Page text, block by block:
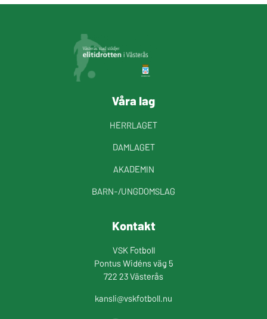
Våra lag
HERRLAGET
DAMLAGET
AKADEMIN
BARN-/UNGDOMSLAG
Kontakt
VSK Fotboll
Pontus Widéns väg 5
722 23 Västerås
kansli@vskfotboll.nu